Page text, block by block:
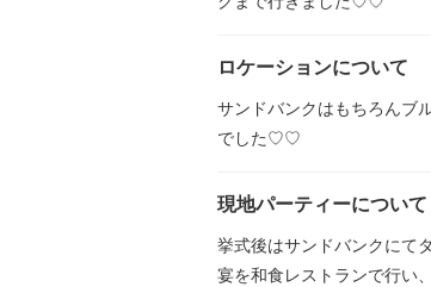
ロケーションについて
サンドバンクはもちろんブ
でした♡♡
現地パーティーについて
挙式後はサンドバンクにて
宴を和食レストランで行い